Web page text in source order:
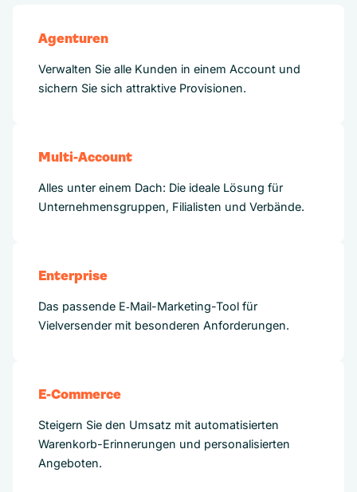
Agenturen
Verwalten Sie alle Kunden in einem Account und
sichern Sie sich attraktive Provisionen.
Multi-Account
Alles unter einem Dach: Die ideale Lösung für
Unternehmensgruppen, Filialisten und Verbände.
Enterprise
Das passende E‑Mail-Marketing-Tool für
Vielversender mit besonderen Anforderungen.
E-Commerce
Steigern Sie den Umsatz mit automatisierten
Warenkorb-Erinnerungen und personalisierten
Angeboten.